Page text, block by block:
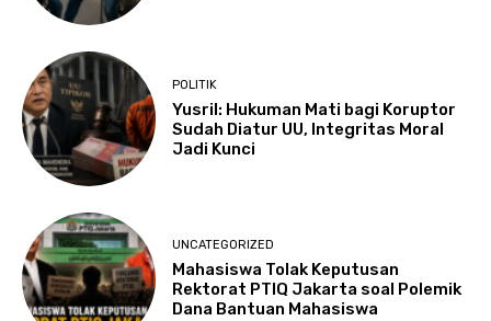
POLITIK
Yusril: Hukuman Mati bagi Koruptor
Sudah Diatur UU, Integritas Moral
Jadi Kunci
UNCATEGORIZED
Mahasiswa Tolak Keputusan
Rektorat PTIQ Jakarta soal Polemik
Dana Bantuan Mahasiswa